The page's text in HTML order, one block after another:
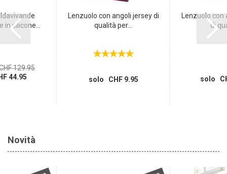
silicone...
129.95
44.95
Lenzuolo con angoli jersey di
qualità per...
solo CHF 9.95
Lenzuolo
di
solo
Novità